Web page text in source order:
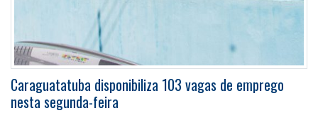
Caraguatatuba disponibiliza 103 vagas de emprego
nesta segunda-feira